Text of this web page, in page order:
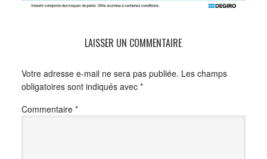
LAISSER UN COMMENTAIRE
Votre adresse e-mail ne sera pas publiée. Les champs
obligatoires sont indiqués avec *
Commentaire *